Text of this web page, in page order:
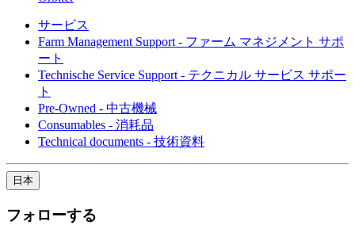
サービス
Farm Management Support - ファーム マネジメント サポ
ート
Technische Service Support - テクニカル サービス サポー
ト
Pre-Owned - 中古機械
Consumables - 消耗品
Technical documents - 技術資料
日本
フォローする